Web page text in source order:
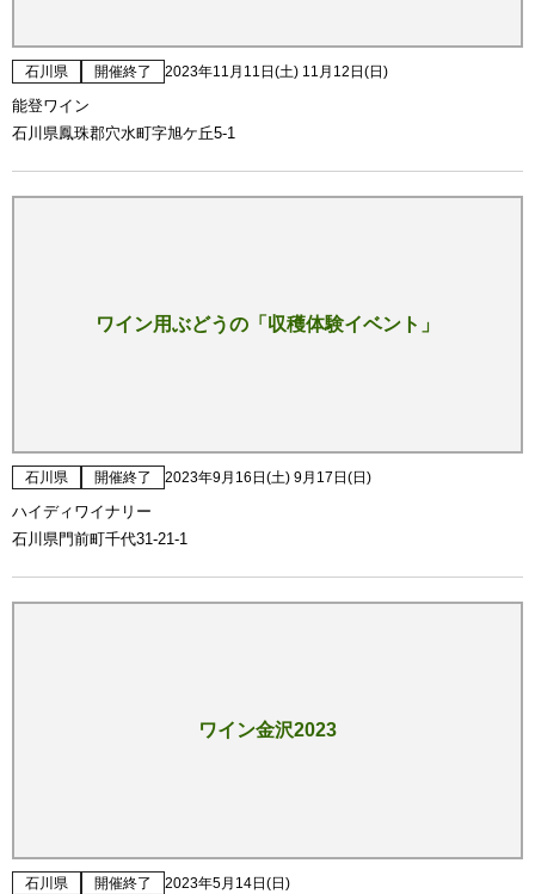
石川県 開催終了 2023年11月11日(土) 11月12日(日)
能登ワイン
石川県鳳珠郡穴水町字旭ケ丘5-1
ワイン用ぶどうの「収穫体験イベント」
石川県 開催終了 2023年9月16日(土) 9月17日(日)
ハイディワイナリー
石川県門前町千代31-21-1
ワイン金沢2023
石川県 開催終了 2023年5月14日(日)